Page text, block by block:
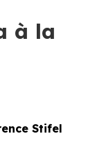
à la
Stifel